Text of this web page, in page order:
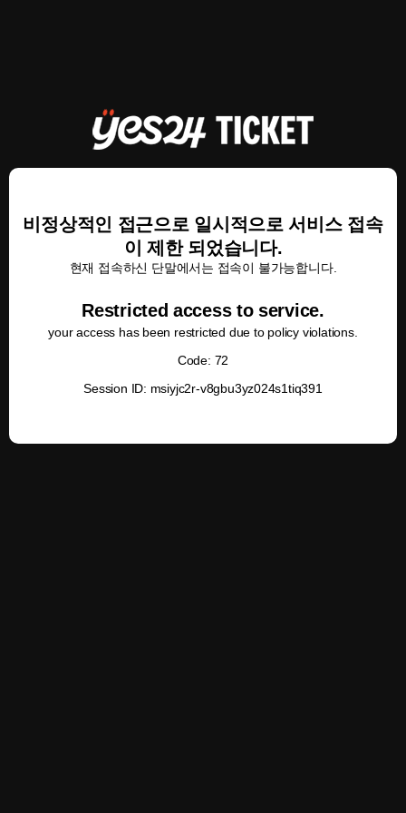
비정상적인 접근으로 일시적으로 서비스 접속
이 제한 되었습니다.
현재 접속하신 단말에서는 접속이 불가능합니다.
Restricted access to service.
your access has been restricted due to policy violations.
Code: 72
Session ID: msiyjc2r-v8gbu3yz024s1tiq391